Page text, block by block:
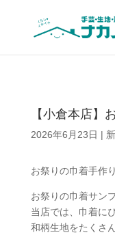
【小倉本店】
2026年6月23日 |
お祭りの巾着手作
お祭りの巾着サン
当店では、巾着に
和柄生地をたくさ